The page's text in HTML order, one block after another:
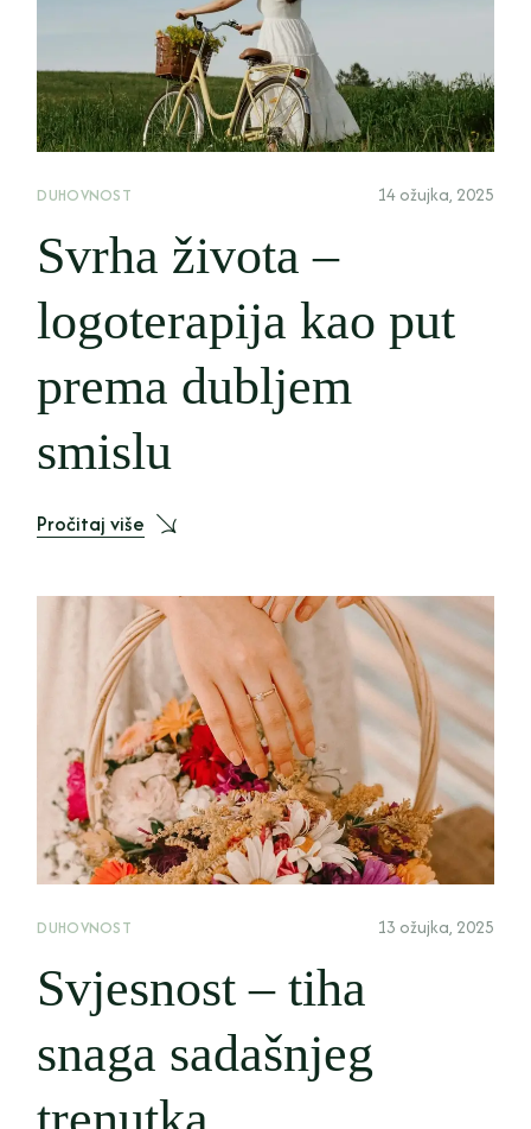
DUHOVNOST 14 ožujka, 2025
Svrha života –
logoterapija kao put
prema dubljem
smislu
Pročitaj više
DUHOVNOST 13 ožujka, 2025
Svjesnost – tiha
snaga sadašnjeg